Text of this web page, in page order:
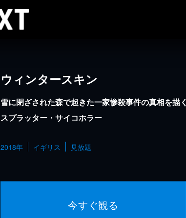
ウィンタースキン
雪に閉ざされた森で起きた一家惨殺事件の真相を描く
スプラッター・サイコホラー
2018年 イギリス 見放題
今すぐ観る